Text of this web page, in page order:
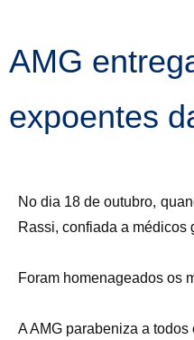
AMG
expoentes
No dia 18 de outubro,
Rassi, confiada a médicos
Foram homenageados os
A AMG parabeniza a